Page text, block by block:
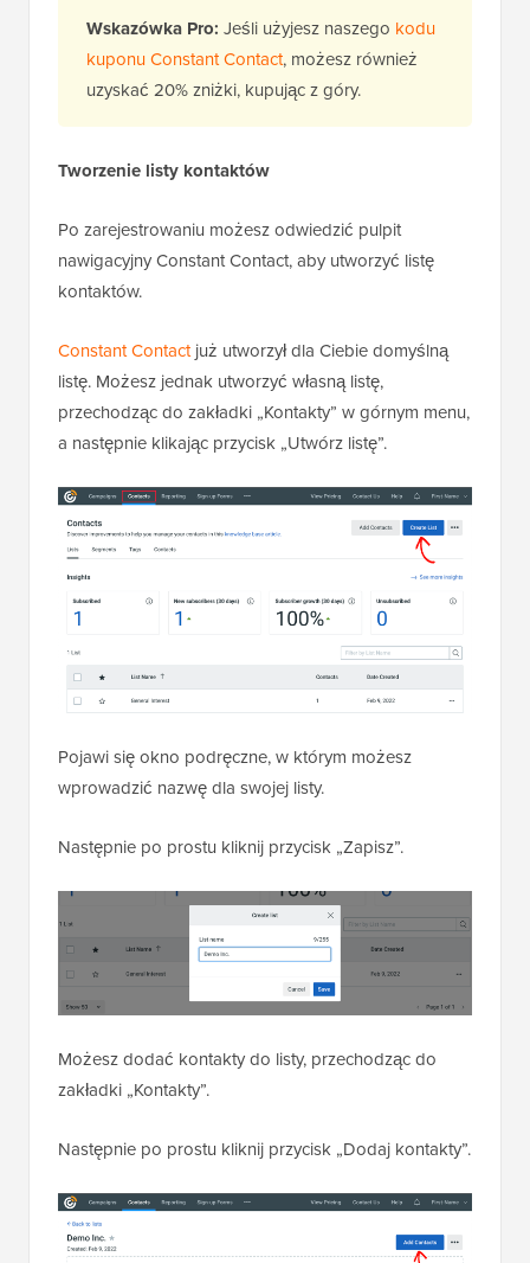
Wskazówka Pro: Jeśli użyjesz naszego kodu
kuponu Constant Contact, możesz również
uzyskać 20% zniżki, kupując z góry.
Tworzenie listy kontaktów
Po zarejestrowaniu możesz odwiedzić pulpit
nawigacyjny Constant Contact, aby utworzyć listę
kontaktów.
Constant Contactjuż utworzył dla Ciebie domyślną
listę. Możesz jednak utworzyć własną listę,
przechodząc do zakładki „Kontakty” w górnym menu,
a następnie klikając przycisk „Utwórz listę”.
Pojawi się okno podręczne, w którym możesz
wprowadzić nazwę dla swojej listy.
Następnie po prostu kliknij przycisk „Zapisz”.
Możesz dodać kontakty do listy, przechodząc do
zakładki „Kontakty”.
Następnie po prostu kliknij przycisk „Dodaj kontakty”.